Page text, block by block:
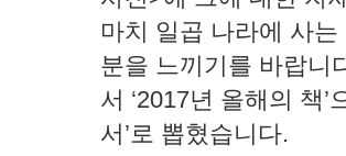
마치 일곱 나라에 사
분을 느끼기를 바랍니
서 ‘2017년 올해의 책
서’로 뽑혔습니다.